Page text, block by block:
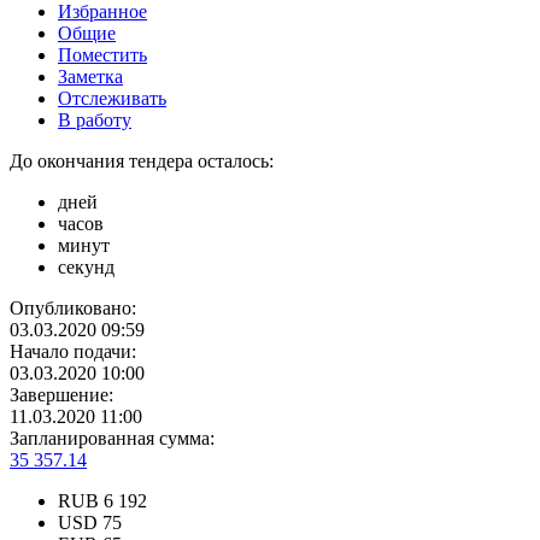
Избранное
Общие
Поместить
Заметка
Отслеживать
В работу
До окончания тендера осталось:
дней
часов
минут
секунд
Опубликовано:
03.03.2020 09:59
Начало подачи:
03.03.2020 10:00
Завершение:
11.03.2020 11:00
Запланированная сумма:
35 357.14
RUB 6 192
USD 75